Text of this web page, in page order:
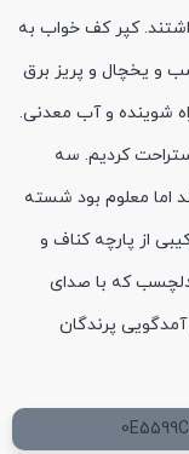
کپر کف خواب به
و یخچال و پریز برق
شوینده و آب معدنی.
کردیم. سه
اما معلوم بود شسته
از پارچه کناف و
دلچسب که با صدای
پرندگان